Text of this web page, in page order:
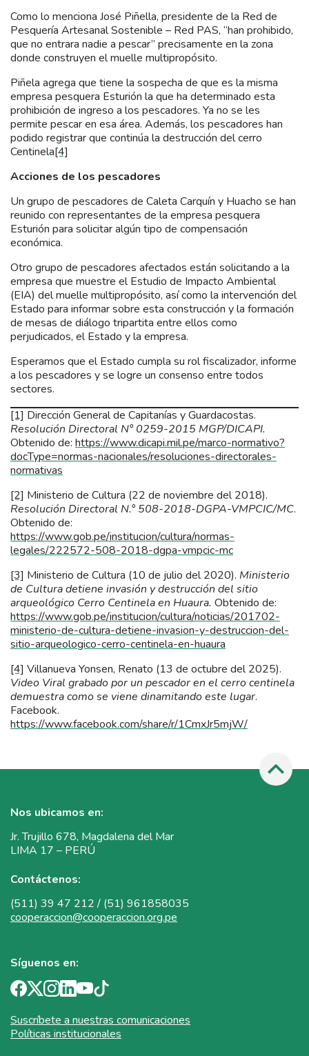
Como lo menciona José Piñella, presidente de la Red de
Pesquería Artesanal Sostenible – Red PAS, “han prohibido,
que no entrara nadie a pescar” precisamente en la zona
donde construyen el muelle multipropósito.
Piñela agrega que tiene la sospecha de que es la misma
empresa pesquera Esturión la que ha determinado esta
prohibición de ingreso a los pescadores. Ya no se les
permite pescar en esa área. Además, los pescadores han
podido registrar que continúa la destrucción del cerro
Centinela[4]
Acciones de los pescadores
Un grupo de pescadores de Caleta Carquín y Huacho se han
reunido con representantes de la empresa pesquera
Esturión para solicitar algún tipo de compensación
económica.
Otro grupo de pescadores afectados están solicitando a la
empresa que muestre el Estudio de Impacto Ambiental
(EIA) del muelle multipropósito, así como la intervención del
Estado para informar sobre esta construcción y la formación
de mesas de diálogo tripartita entre ellos como
perjudicados, el Estado y la empresa.
Esperamos que el Estado cumpla su rol fiscalizador, informe
a los pescadores y se logre un consenso entre todos
sectores.
[1] Dirección General de Capitanías y Guardacostas.
Resolución Directoral N° 0259-2015 MGP/DICAPI.
Obtenido de: https://www.dicapi.mil.pe/marco-normativo?
docType=normas-nacionales/resoluciones-directorales-
normativas
[2] Ministerio de Cultura (22 de noviembre del 2018).
Resolución Directoral N.° 508-2018-DGPA-VMPCIC/MC.
Obtenido de:
https://www.gob.pe/institucion/cultura/normas-
legales/222572-508-2018-dgpa-vmpcic-mc
[3] Ministerio de Cultura (10 de julio del 2020). Ministerio
de Cultura detiene invasión y destrucción del sitio
arqueológico Cerro Centinela en Huaura. Obtenido de:
https://www.gob.pe/institucion/cultura/noticias/201702-
ministerio-de-cultura-detiene-invasion-y-destruccion-del-
sitio-arqueologico-cerro-centinela-en-huaura
[4] Villanueva Yonsen, Renato (13 de octubre del 2025).
Video Viral grabado por un pescador en el cerro centinela
demuestra como se viene dinamitando este lugar.
Facebook.
https://www.facebook.com/share/r/1CmxJr5mjW/
Nos ubicamos en:
Jr. Trujillo 678, Magdalena del Mar
LIMA 17 – PERÚ
Contáctenos:
(511) 39 47 212 / (51) 961858035
cooperaccion@cooperaccion.org.pe
Síguenos en:
Suscríbete a nuestras comunicaciones
Políticas institucionales